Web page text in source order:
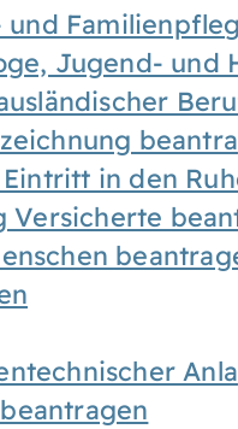
Jugend- und
in den
Versicherte